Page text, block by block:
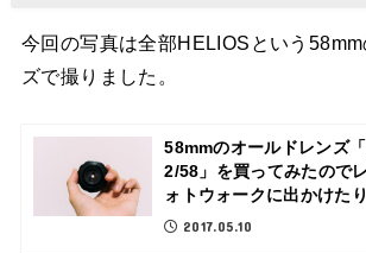
今回の写真は全部HELIOSという
ズで撮りました。
58mmのオールドレンズ
2/58」を買ってみたので
ォトウォークに出かけたり
2017.05.10